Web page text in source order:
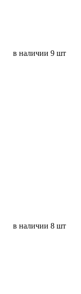
в наличии 9 шт
в наличии 8 шт